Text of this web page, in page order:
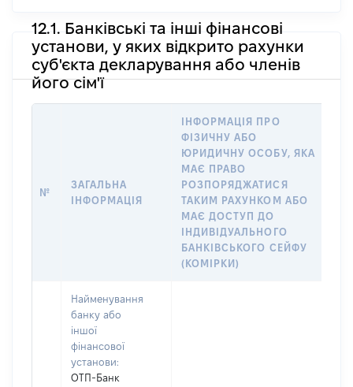
12.1. Банківські та інші фінансові
установи, у яких відкрито рахунки
суб'єкта декларування або членів
його сім'ї
№
ЗАГАЛЬНА
ІНФОРМАЦІЯ
ІНФОРМАЦІЯ ПРО
ФІЗИЧНУ АБО
ЮРИДИЧНУ ОСОБУ, ЯКА
МАЄ ПРАВО
РОЗПОРЯДЖАТИСЯ
ТАКИМ РАХУНКОМ АБО
МАЄ ДОСТУП ДО
ІНДИВІДУАЛЬНОГО
БАНКІВСЬКОГО СЕЙФУ
(КОМІРКИ)
Найменування
банку або
іншої
фінансової
установи:
ОТП-Банк